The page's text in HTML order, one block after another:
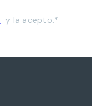
y la acepto.*